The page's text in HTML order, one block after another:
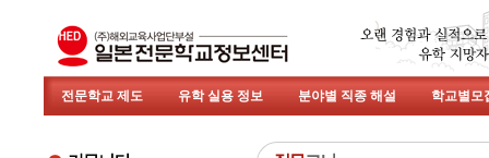
전문학교 제도 유학 실용 정보 분야별 직종 해설 학교별모